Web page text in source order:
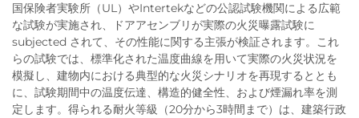
国保険者実験所（UL）やIntertekなどの公認試験機関による広範
な試験が実施され、ドアアセンブリが実際の火災曝露試験に
subjected されて、その性能に関する主張が検証されます。これ
らの試験では、標準化された温度曲線を用いて実際の火災状況を
模擬し、建物内における典型的な火災シナリオを再現するととも
に、試験期間中の温度伝達、構造的健全性、および煙漏れ率を測
定します。得られる耐火等級（20分から3時間まで）は、建築行政